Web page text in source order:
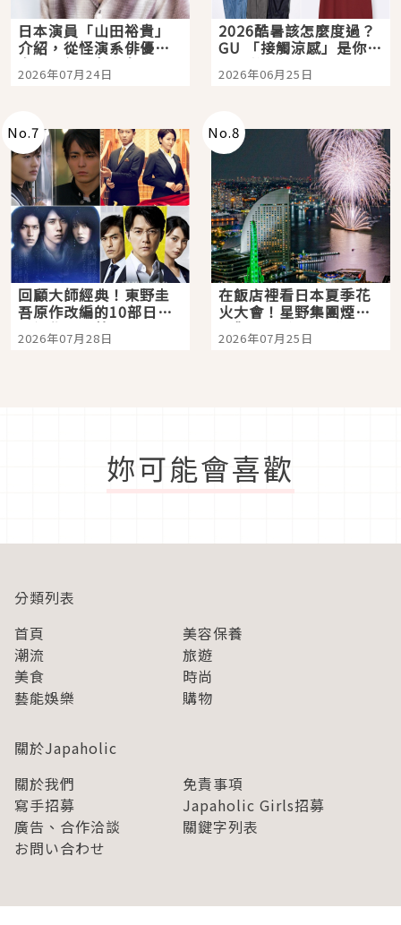
日本演員「山田裕貴」
介紹，從怪演系俳優走
向國民級日劇主角
2026年07月24日
2026酷暑該怎麼度過？
GU 「接觸涼感」是你的
夏日救星
2026年06月25日
No.7
回顧大師經典！東野圭
吾原作改編的10部日本
影視作品推薦
2026年07月28日
No.8
在飯店裡看日本夏季花
火大會！星野集團煙火
景觀飯店6選，讓你不用
人擠人悠閒欣賞
2026年07月25日
妳可能會喜歡
分類列表
首頁
美容保養
潮流
旅遊
美食
時尚
藝能娛樂
購物
關於Japaholic
關於我們
免責事項
寫手招募
Japaholic Girls招募
廣告、合作洽談
關鍵字列表
お問い合わせ